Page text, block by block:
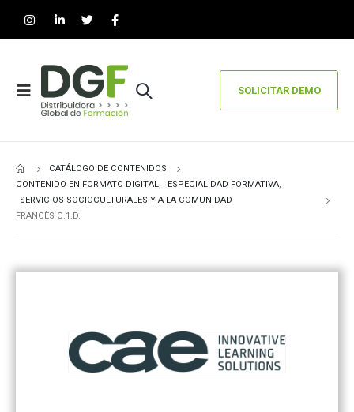
SOLICITAR DEMO
CATÁLOGO DE CONTENIDOS
CONTENIDO EN FORMATO DIGITAL, ESPECIALIDAD FORMATIVA,
SERVICIOS SOCIOCULTURALES Y A LA COMUNIDAD
FRANCÈS C.1.D.